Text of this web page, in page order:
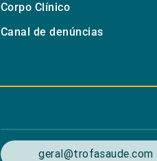
Corpo Clínico
Canal de denúncias
geral@trofasaude.com